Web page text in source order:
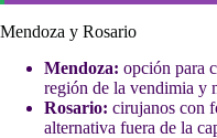
Mendoza y Rosario
Mendoza: opción para
región de la vendimia y
Rosario: cirujanos con
alternativa fuera de la